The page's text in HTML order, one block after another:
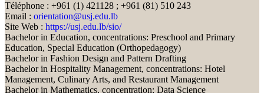
Téléphone : +961 (1) 421128 ; +961 (81) 510 243
Email : orientation@usj.edu.lb
Site Web : https://usj.edu.lb/sio/
Bachelor in Education, concentrations: Preschool and Primary
Education, Special Education (Orthopedagogy)
Bachelor in Fashion Design and Pattern Drafting
Bachelor in Hospitality Management, concentrations: Hotel
Management, Culinary Arts, and Restaurant Management
Bachelor in Mathematics, concentration: Data Science